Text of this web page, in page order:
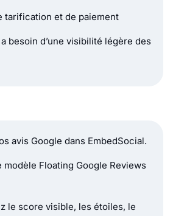
tarification et de paiement
besoin d’une visibilité légère des
avis Google dans EmbedSocial.
modèle Floating Google Reviews
le score visible, les étoiles, le